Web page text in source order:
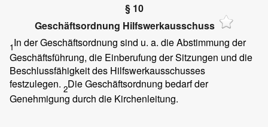
§ 10
Geschäftsordnung Hilfswerkausschuss
1In der Geschäftsordnung sind u. a. die Abstimmung der
Geschäftsführung, die Einberufung der Sitzungen und die
Beschlussfähigkeit des Hilfswerkausschusses
festzulegen. 2Die Geschäftsordnung bedarf der
Genehmigung durch die Kirchenleitung.